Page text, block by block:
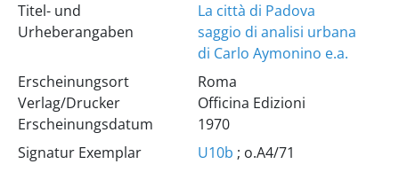
Titel- und
Urheberangaben
La città di Padova
saggio di analisi urbana
di Carlo Aymonino e.a.
Erscheinungsort
Verlag/Drucker
Erscheinungsdatum
Roma
Officina Edizioni
1970
Signatur Exemplar
U10b ; o.A4/71